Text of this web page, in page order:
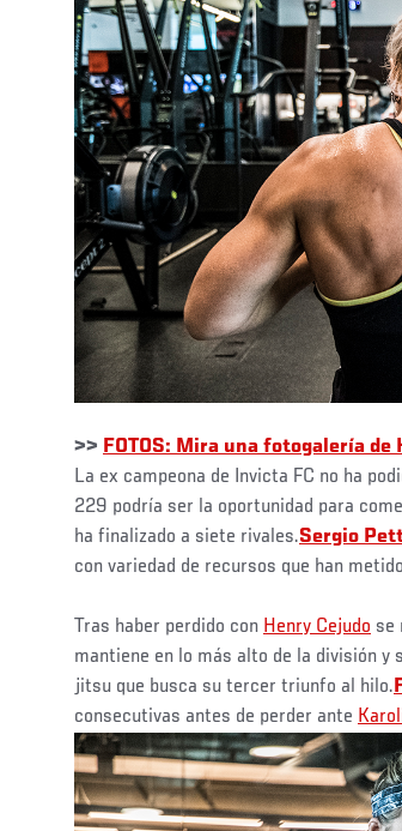
>> FOTOS: Mira una fotogalería
La ex campeona de Invicta FC no ha
229 podría ser la oportunidad para
ha finalizado a siete rivales.Sergio
con variedad de recursos que han
Tras haber perdido con Henry Cejudo se
mantiene en lo más alto de la división y
jitsu que busca su tercer triunfo al hilo.
consecutivas antes de perder ante